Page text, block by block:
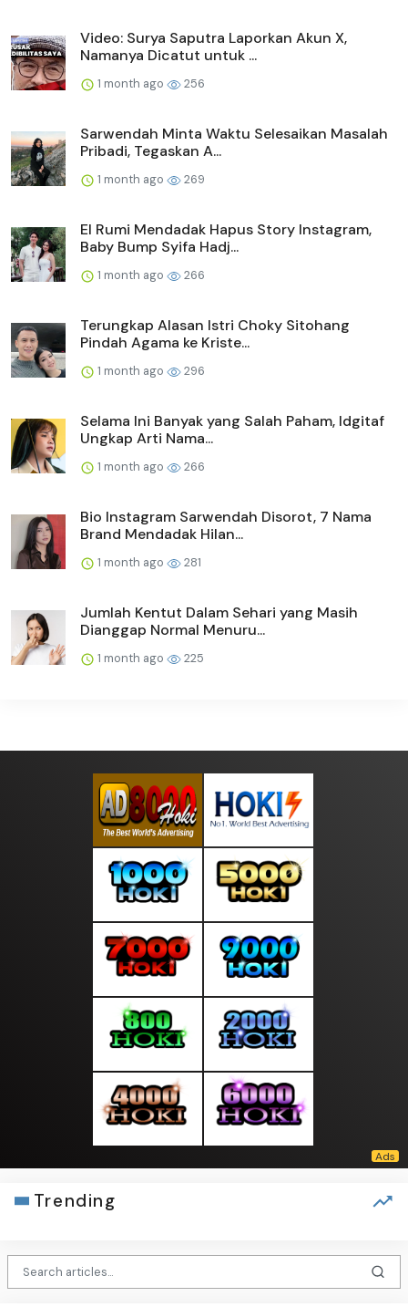
Video: Surya Saputra Laporkan Akun X,
Namanya Dicatut untuk ...
1 month ago 256
Sarwendah Minta Waktu Selesaikan Masalah
Pribadi, Tegaskan A...
1 month ago 269
El Rumi Mendadak Hapus Story Instagram,
Baby Bump Syifa Hadj...
1 month ago 266
Terungkap Alasan Istri Choky Sitohang
Pindah Agama ke Kriste...
1 month ago 296
Selama Ini Banyak yang Salah Paham, Idgitaf
Ungkap Arti Nama...
1 month ago 266
Bio Instagram Sarwendah Disorot, 7 Nama
Brand Mendadak Hilan...
1 month ago 281
Jumlah Kentut Dalam Sehari yang Masih
Dianggap Normal Menuru...
1 month ago 225
Trending